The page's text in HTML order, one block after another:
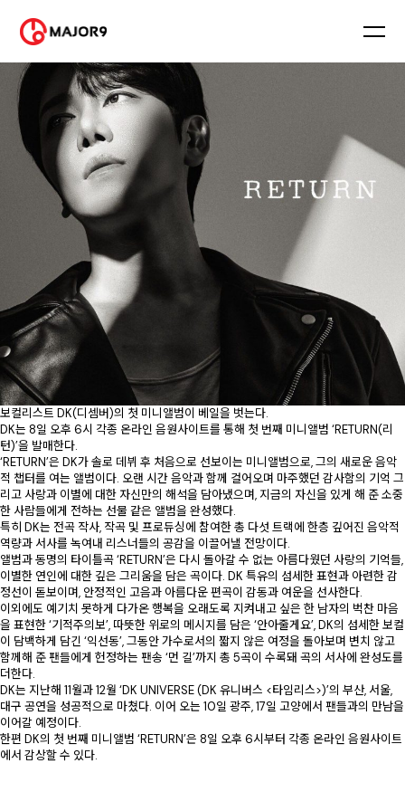
보컬리스트 DK(디셈버)의 첫 미니앨범이 베일을 벗는다.
DK는 8일 오후 6시 각종 온라인 음원사이트를 통해 첫 번째 미니앨범 ‘RETURN(리
턴)’을 발매한다.
‘RETURN’은 DK가 솔로 데뷔 후 처음으로 선보이는 미니앨범으로, 그의 새로운 음악
적 챕터를 여는 앨범이다. 오랜 시간 음악과 함께 걸어오며 마주했던 감사함의 기억 그
리고 사랑과 이별에 대한 자신만의 해석을 담아냈으며, 지금의 자신을 있게 해 준 소중
한 사람들에게 전하는 선물 같은 앨범을 완성했다.
특히 DK는 전곡 작사, 작곡 및 프로듀싱에 참여한 총 다섯 트랙에 한층 깊어진 음악적
역량과 서사를 녹여내 리스너들의 공감을 이끌어낼 전망이다.
앨범과 동명의 타이틀곡 ‘RETURN’은 다시 돌아갈 수 없는 아름다웠던 사랑의 기억들,
이별한 연인에 대한 깊은 그리움을 담은 곡이다. DK 특유의 섬세한 표현과 아련한 감
정선이 돋보이며, 안정적인 고음과 아름다운 편곡이 감동과 여운을 선사한다.
이외에도 예기치 못하게 다가온 행복을 오래도록 지켜내고 싶은 한 남자의 벅찬 마음
을 표현한 ‘기적주의보’, 따뜻한 위로의 메시지를 담은 ‘안아줄게요’, DK의 섬세한 보컬
이 담백하게 담긴 ‘익선동’, 그동안 가수로서의 짧지 않은 여정을 돌아보며 변치 않고
함께해 준 팬들에게 헌정하는 팬송 ‘먼 길’까지 총 5곡이 수록돼 곡의 서사에 완성도를
더한다.
DK는 지난해 11월과 12월 ‘DK UNIVERSE (DK 유니버스 <타임리스>)’의 부산, 서울,
대구 공연을 성공적으로 마쳤다. 이어 오는 10일 광주, 17일 고양에서 팬들과의 만남을
이어갈 예정이다.
한편 DK의 첫 번째 미니앨범 ‘RETURN’은 8일 오후 6시부터 각종 온라인 음원사이트
에서 감상할 수 있다.